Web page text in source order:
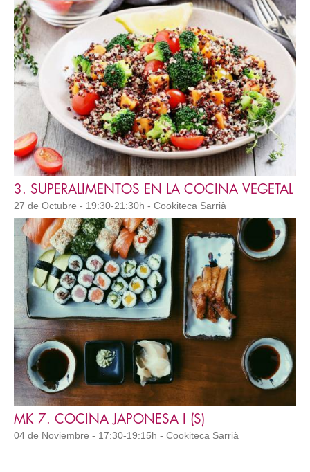
3. SUPERALIMENTOS EN LA COCINA VEGETAL
27 de Octubre - 19:30-21:30h - Cookiteca Sarrià
MK 7. COCINA JAPONESA I (S)
04 de Noviembre - 17:30-19:15h - Cookiteca Sarrià